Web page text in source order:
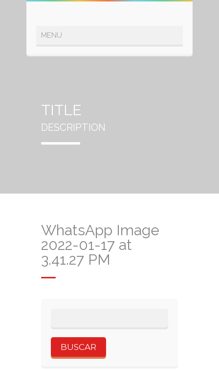
TITLE
DESCRIPTION
WhatsApp Image
2022-01-17 at
3.41.27 PM